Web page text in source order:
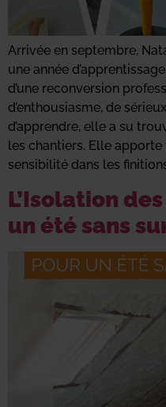
Arrivée en septembre,
une année
d’une reconversion
d’enthousiasme, de
d’apprendre, elle a su
les chantiers. Elle
sensibilité dans les
L’Isolation
un été sans